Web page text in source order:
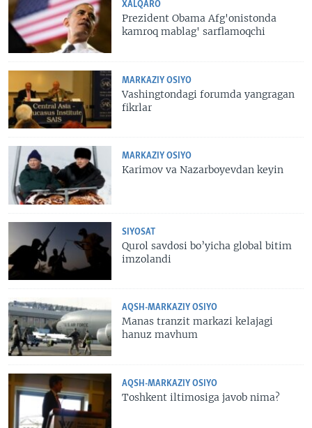
XALQARO
Prezident Obama Afg'onistonda
kamroq mablag' sarflamoqchi
MARKAZIY OSIYO
Vashingtondagi forumda yangragan
fikrlar
MARKAZIY OSIYO
Karimov va Nazarboyevdan keyin
SIYOSAT
Qurol savdosi bo’yicha global bitim
imzolandi
AQSH-MARKAZIY OSIYO
Manas tranzit markazi kelajagi
hanuz mavhum
AQSH-MARKAZIY OSIYO
Toshkent iltimosiga javob nima?